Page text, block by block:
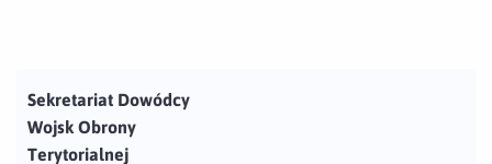
Sekretariat Dowódcy
Wojsk Obrony
Terytorialnej